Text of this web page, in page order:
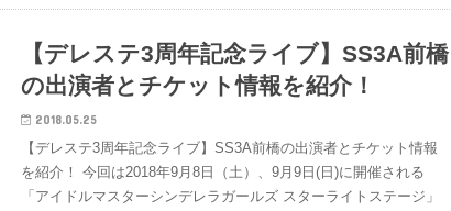
【デレステ3周年記念ライブ】SS3A前橋
の出演者とチケット情報を紹介！
2018.05.25
【デレステ3周年記念ライブ】SS3A前橋の出演者とチケット情報
を紹介！ 今回は2018年9月8日（土）、9月9日(日)に開催される
「アイドルマスターシンデレラガールズ スターライトステージ」